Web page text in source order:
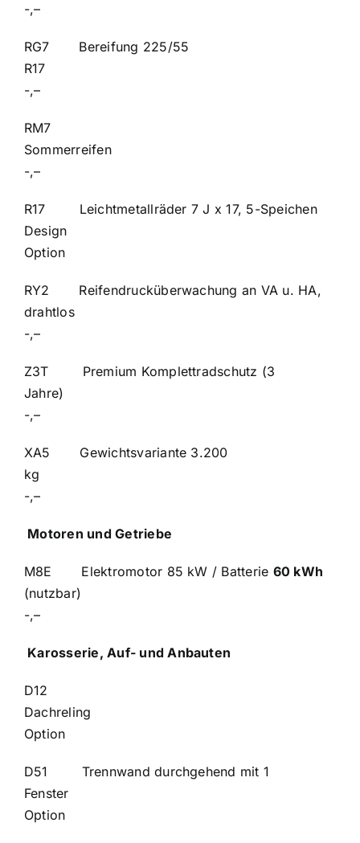
-,–
RG7 Bereifung 225/55
-,–
RM7
-,–
R17 Leichtmetallräder 7 J x 17, 5-Speichen
Design
Option
RY2 Reifendrucküberwachung an VA u. HA,
drahtlos
-,–
Z3T Premium Komplettradschutz (3
-,–
XA5 Gewichtsvariante 3.200
-,–
Motoren und Getriebe
M8E Elektromotor 85 kW / Batterie 60 kWh
(nutzbar)
-,–
Karosserie, Auf- und Anbauten
D12
Option
D51 Trennwand durchgehend mit 1
Option